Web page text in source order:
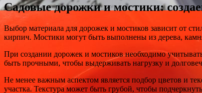
Садовые дорожки и мостики:
Выбор материала для дорожек и мостиков зависит от
кирпич. Мостики могут быть выполнены из дерева,
При создании дорожек и мостиков необходимо
быть прочными, чтобы выдерживать нагрузку и
Не менее важным аспектом является подбор цветов и
участка. Текстура может быть грубой, чтобы